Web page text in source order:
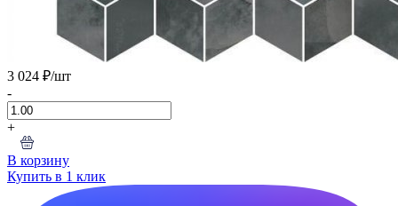
3 024 ₽/шт
-
+
В корзину
Купить в 1 клик